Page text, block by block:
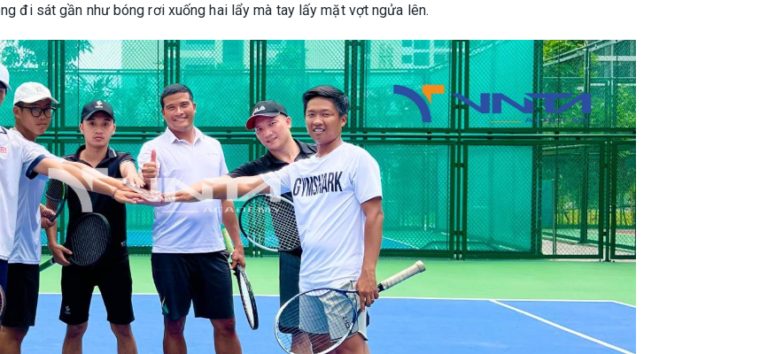
đi sát gần như bóng rơi xuống hai lẩy mà tay lấy mặt vợt ngửa lên.